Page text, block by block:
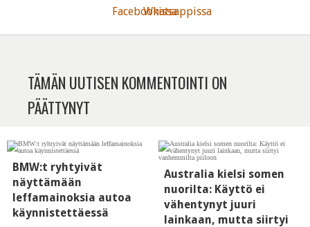
TÄMÄN UUTISEN KOMMENTOINTI ON
PÄÄTTYNYT
BMW:t ryhtyivät
näyttämään
leffamainoksia autoa
käynnistettäessä
Australia kielsi somen
nuorilta: Käyttö ei
vähentynyt juuri
lainkaan, mutta siirtyi